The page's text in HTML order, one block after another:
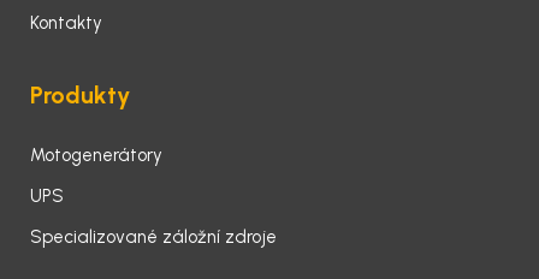
Kontakty
Produkty
Motogenerátory
UPS
Specializované záložní zdroje